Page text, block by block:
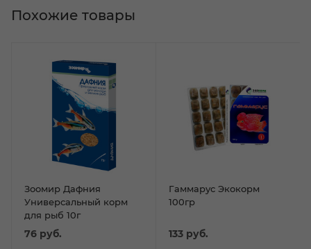
Зоомир Дафния
Универсальный корм
для рыб 10г
76 руб.
Гаммарус Экокорм
100гр
133 руб.
Похожие товары